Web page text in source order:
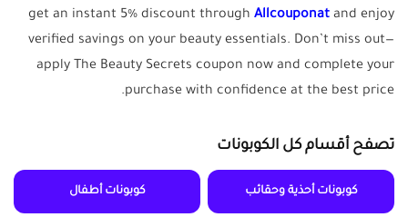
get an instant 5% discount through Allcouponat and enjoy
verified savings on your beauty essentials. Don’t miss out—
apply The Beauty Secrets coupon now and complete your
purchase with confidence at the best price.
تصفح أقسام كل الكوبونات
كوبونات أحذية وحقائب كوبونات أطفال